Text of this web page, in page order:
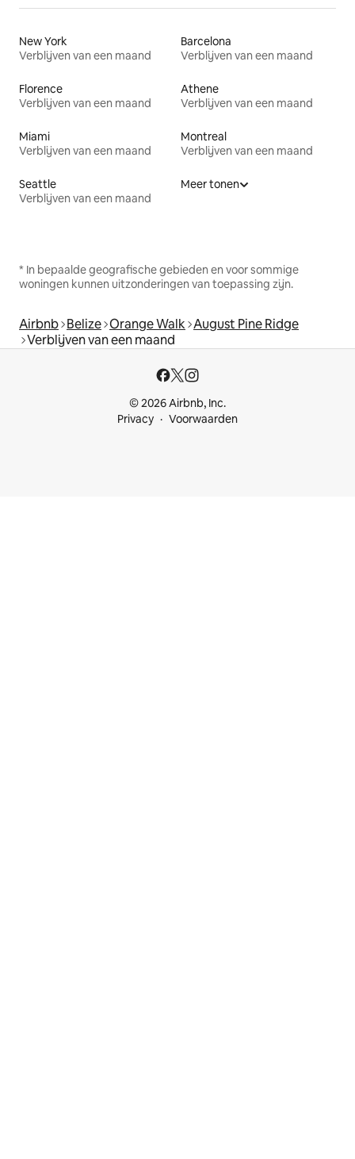
New York
Verblijven van een maand
Barcelona
Verblijven van een maand
Florence
Verblijven van een maand
Athene
Verblijven van een maand
Miami
Verblijven van een maand
Montreal
Verblijven van een maand
Seattle
Verblijven van een maand
Meer tonen
* In bepaalde geografische gebieden en voor sommige
woningen kunnen uitzonderingen van toepassing zijn.
Airbnb Belize Orange Walk August Pine Ridge
Verblijven van een maand
© 2026 Airbnb, Inc.
Privacy
Voorwaarden